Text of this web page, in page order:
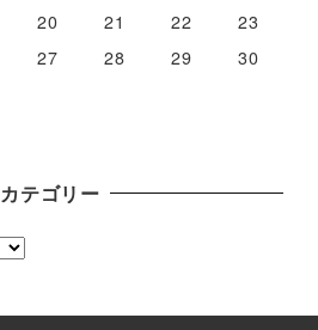
20 21 22
23
27 28 29
30
カテゴリー